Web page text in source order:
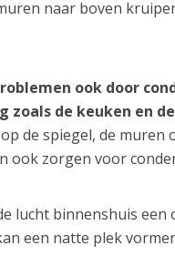
naar boven
ook door
de keuken en
de spiegel, de
ook zorgen voor
lucht binnenshuis
een natte plek